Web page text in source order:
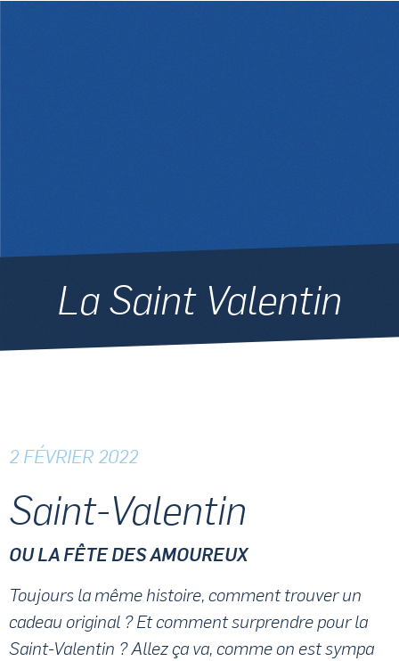
La Saint Valentin
2 FÉVRIER 2022
Saint-Valentin
OU LA FÊTE DES AMOUREUX
Toujours la même histoire, comment trouver un
cadeau original ? Et comment surprendre pour la
Saint-Valentin ? Allez ça va, comme on est sympa